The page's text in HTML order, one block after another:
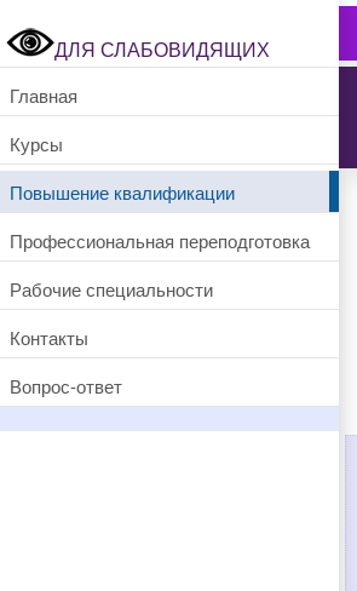
ДЛЯ СЛАБОВИДЯЩИХ
Главная
Курсы
Повышение квалификации
Профессиональная переподготовка
Рабочие специальности
Контакты
Вопрос-ответ